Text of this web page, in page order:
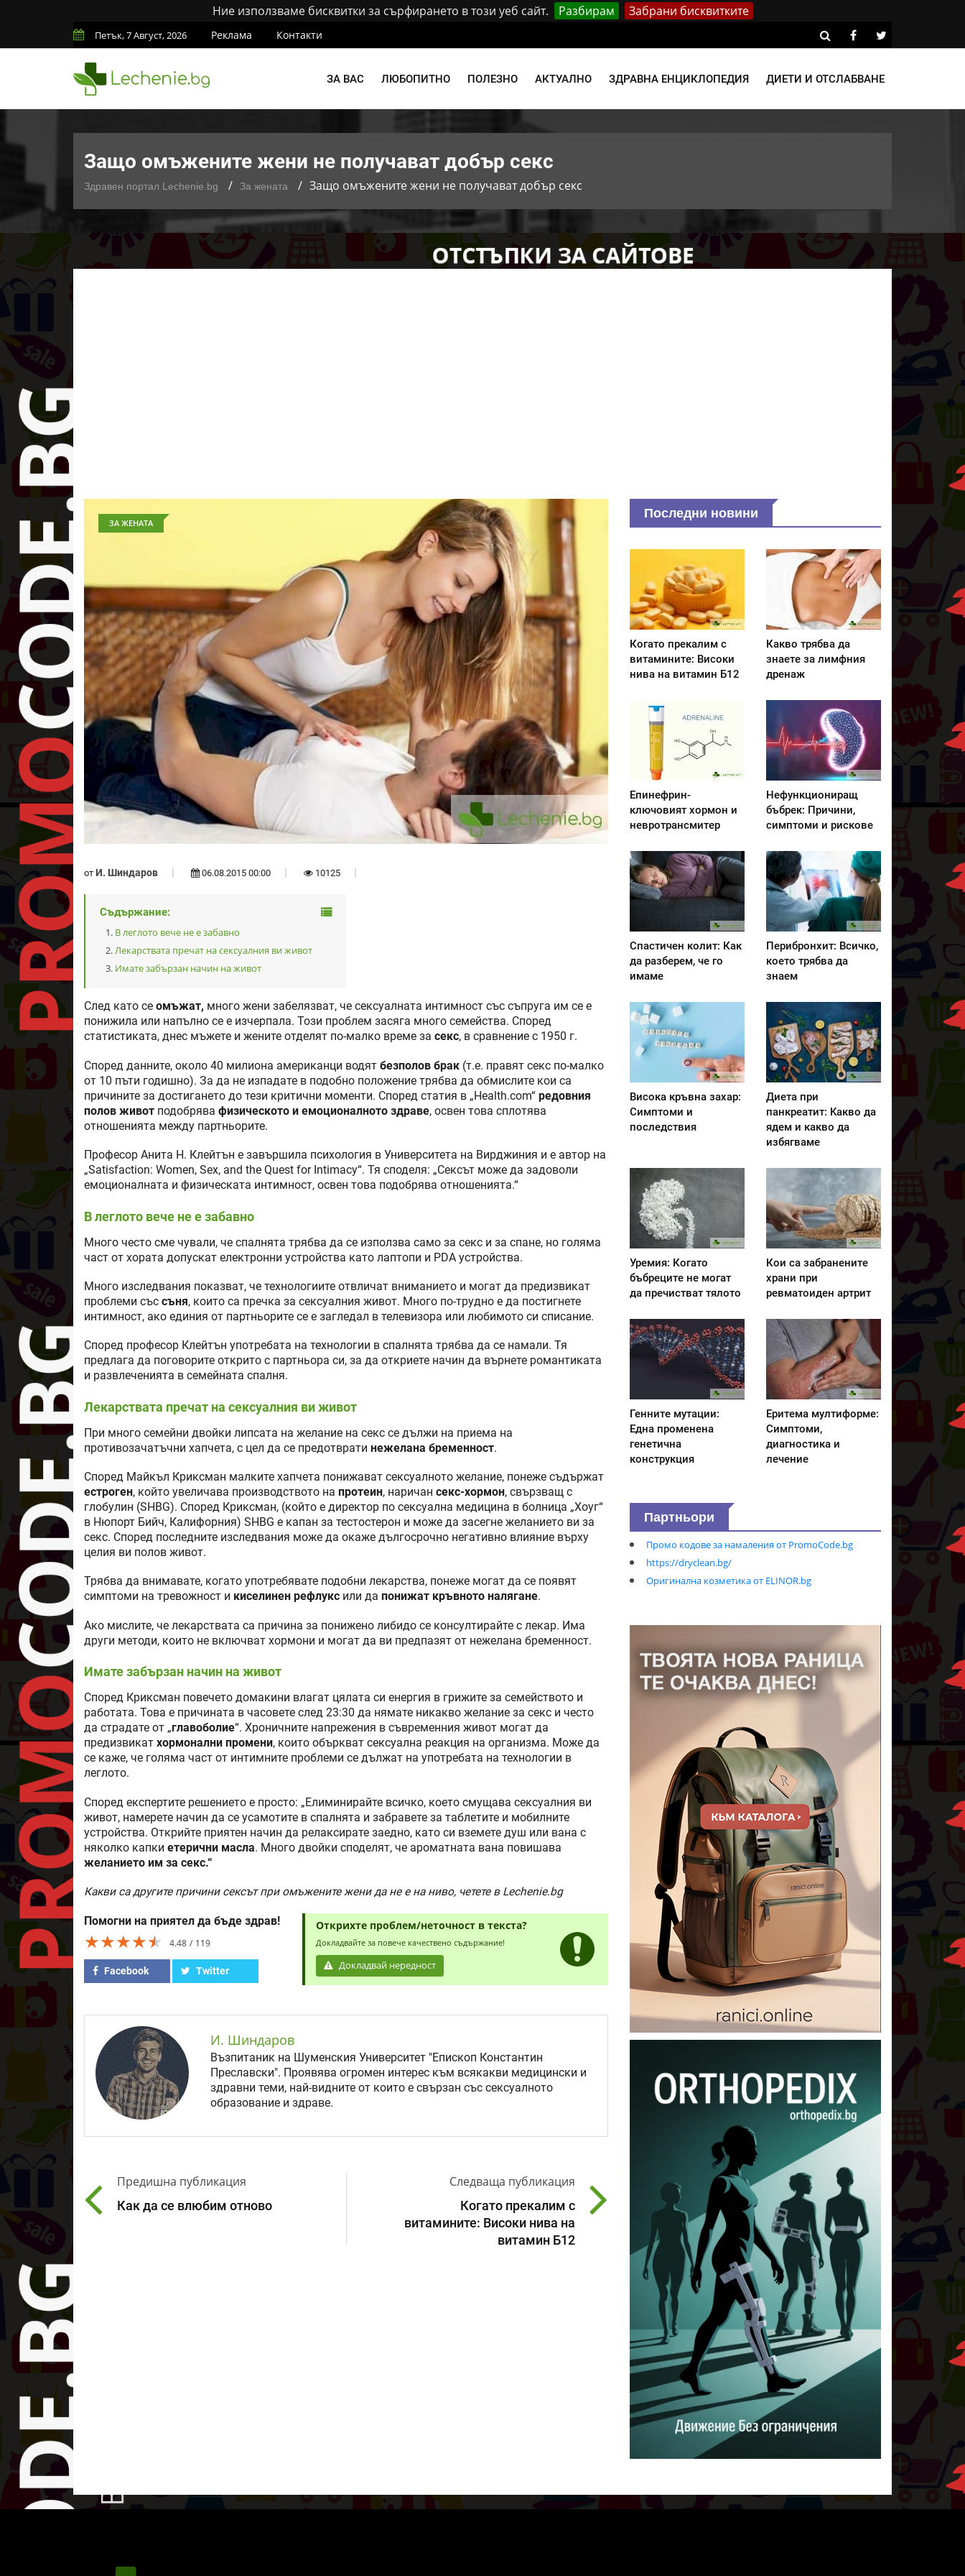
Ние използваме бисквитки за сърфирането в този уеб сайт. Разбирам Забрани бисквитките
Петък, 7 Август, 2026 Реклама Контакти
ЗА ВАС ЛЮБОПИТНО ПОЛЕЗНО АКТУАЛНО ЗДРАВНА ЕНЦИКЛОПЕДИЯ ДИЕТИ И ОТСЛАБВАНЕ
Защо омъжените жени не получават добър секс
Здравен портал Lechenie.bg За жената Защо омъжените жени не получават добър секс
ЗА ЖЕНАТА
от И. Шиндаров 06.08.2015 00:00 10125
Съдържание:
В леглото вече не е забавно
Лекарствата пречат на сексуалния ви живот
Имате забързан начин на живот
След като се омъжат, много жени забелязват, че сексуалната интимност със съпруга им се е
понижила или напълно се е изчерпала. Този проблем засяга много семейства. Според
статистиката, днес мъжете и жените отделят по-малко време за секс, в сравнение с 1950 г.
Според данните, около 40 милиона американци водят безполов брак (т.е. правят секс по-малко
от 10 пъти годишно). За да не изпадате в подобно положение трябва да обмислите кои са
причините за достигането до тези критични моменти. Според статия в „Health.com“ редовния
полов живот подобрява физическото и емоционалното здраве, освен това сплотява
отношенията между партньорите.
Професор Анита Н. Клейтън е завършила психология в Университета на Вирджиния и е автор на
„Satisfaction: Women, Sex, and the Quest for Intimacy“. Тя споделя: „Сексът може да задоволи
емоционалната и физическата интимност, освен това подобрява отношенията.“
В леглото вече не е забавно
Много често сме чували, че спалнята трябва да се използва само за секс и за спане, но голяма
част от хората допускат електронни устройства като лаптопи и PDA устройства.
Много изследвания показват, че технологиите отвличат вниманието и могат да предизвикат
проблеми със съня, които са пречка за сексуалния живот. Много по-трудно е да постигнете
интимност, ако единия от партньорите се е загледал в телевизора или любимото си списание.
Според професор Клейтън употребата на технологии в спалнята трябва да се намали. Тя
предлага да поговорите открито с партньора си, за да откриете начин да върнете романтиката
и развлеченията в семейната спалня.
Лекарствата пречат на сексуалния ви живот
При много семейни двойки липсата на желание на секс се дължи на приема на
противозачатъчни хапчета, с цел да се предотврати нежелана бременност.
Според Майкъл Криксман малките хапчета понижават сексуалното желание, понеже съдържат
естроген, който увеличава производството на протеин, наричан секс-хормон, свързващ с
глобулин (SHBG). Според Криксман, (който е директор по сексуална медицина в болница „Хоуг“
в Нюпорт Бийч, Калифорния) SHBG е капан за тестостерон и може да засегне желанието ви за
секс. Според последните изследвания може да окаже дългосрочно негативно влияние върху
целия ви полов живот.
Трябва да внимавате, когато употребявате подобни лекарства, понеже могат да се появят
симптоми на тревожност и киселинен рефлукс или да понижат кръвното налягане.
Ако мислите, че лекарствата са причина за понижено либидо се консултирайте с лекар. Има
други методи, които не включват хормони и могат да ви предпазят от нежелана бременност.
Имате забързан начин на живот
Според Криксман повечето домакини влагат цялата си енергия в грижите за семейството и
работата. Това е причината в часовете след 23:30 да нямате никакво желание за секс и често
да страдате от „главоболие“. Хроничните напрежения в съвременния живот могат да
предизвикат хормонални промени, които объркват сексуална реакция на организма. Може да
се каже, че голяма част от интимните проблеми се дължат на употребата на технологии в
леглото.
Според експертите решението е просто: „Елиминирайте всичко, което смущава сексуалния ви
живот, намерете начин да се усамотите в спалнята и забравете за таблетите и мобилните
устройства. Открийте приятен начин да релаксирате заедно, като си вземете душ или вана с
няколко капки етерични масла. Много двойки споделят, че ароматната вана повишава
желанието им за секс.“
Какви са другите причини сексът при омъжените жени да не е на ниво, четете в Lechenie.bg
Помогни на приятел да бъде здрав!
★★★★★
★★★★★
★★★★★ 4.48 119
Facebook Twitter
Открихте проблем/неточност в текста?
Докладвайте за повече качествено съдържание!
Докладвай нередност
И. Шиндаров
Възпитаник на Шуменския Университет "Епископ Константин
Преславски". Проявява огромен интерес към всякакви медицински и
здравни теми, най-видните от които е свързан със сексуалното
образование и здраве.
Предишна публикация
Как да се влюбим отново
Следваща публикация
Когато прекалим с
витамините: Високи нива на
витамин Б12
Последни новини
Когато прекалим с
витамините: Високи
нива на витамин Б12
Какво трябва да
знаете за лимфния
дренаж
Епинефрин-
ключовият хормон и
невротрансмитер
Нефункциониращ
бъбрек: Причини,
симптоми и рискове
Спастичен колит: Как
да разберем, че го
имаме
Перибронхит: Всичко,
което трябва да
знаем
Висока кръвна захар:
Симптоми и
последствия
Диета при
панкреатит: Kакво да
ядем и какво да
избягваме
Уремия: Когато
бъбреците не могат
да пречистват тялото
Кои са забранените
храни при
ревматоиден артрит
Генните мутации:
Една променена
генетична
конструкция
Еритема мултиформе:
Симптоми,
диагностика и
лечение
Партньори
Промо кодове за намаления от PromoCode.bg
https://dryclean.bg/
Оригинална козметика от ELINOR.bg